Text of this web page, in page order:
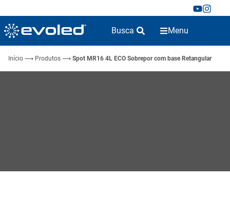
Menu
Busca
Início ⟶ Produtos ⟶ Spot MR16 4L ECO Sobrepor com base Retangular